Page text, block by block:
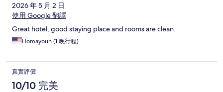
2026 年 5 月 2 日
使用 Google 翻譯
Great hotel, good staying place and rooms are clean.
Homayoun (1 晚行程)
真實評價
10/10 完美